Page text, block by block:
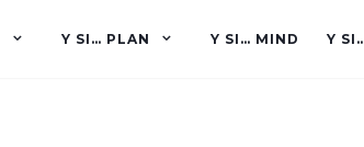
Y SI… PLAN Y SI… MIND Y